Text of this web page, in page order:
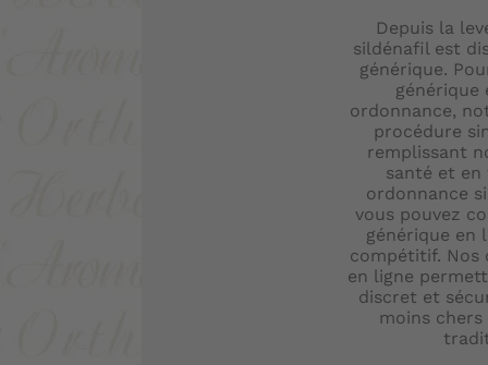
Depuis la
sildénafil est
générique.
générique
ordonnance,
procédure
remplissant
santé et
ordonnance
vous pouvez
générique en
compétitif. Nos
en ligne
discret et
moins chers